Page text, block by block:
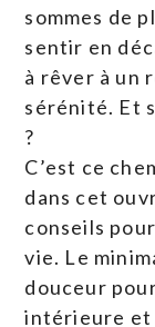
sommes de
sentir en
à rêver à un
sérénité. Et
?
C’est ce
dans cet
conseils
vie. Le
douceur
intérieure et